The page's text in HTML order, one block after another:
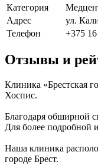
Категория
Адрес
ул.
Телефон
+375
Отзывы и
Клиника «Брестская
Хоспис.
Благодаря обширной
Для более подробной
Наша клиника
городе Брест.